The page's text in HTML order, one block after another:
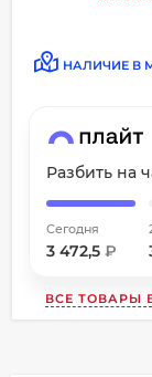
НАЛИЧИЕ В
Разбить на
Сегодня
3 472,5 ₽
ВСЕ ТОВАРЫ
25
2 недели